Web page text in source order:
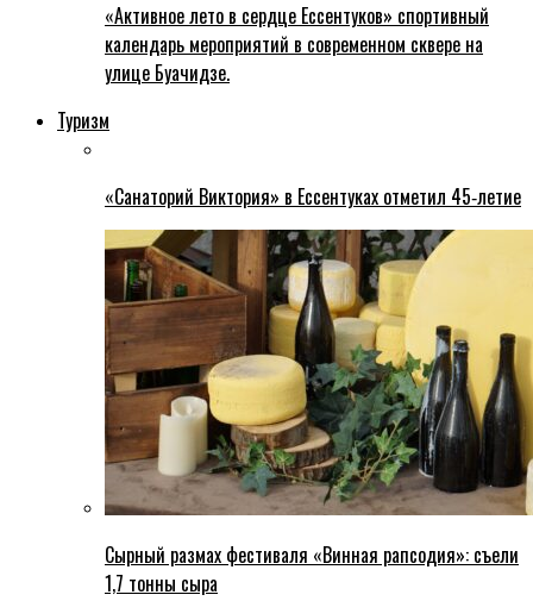
«Активное лето в сердце Ессентуков» спортивный
календарь мероприятий в современном сквере на
улице Буачидзе.
Туризм
«Санаторий Виктория» в Ессентуках отметил 45‑летие
Сырный размах фестиваля «Винная рапсодия»: съели
1,7 тонны сыра